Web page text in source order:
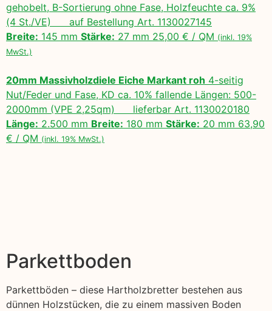
gehobelt, B-Sortierung ohne Fase, Holzfeuchte ca. 9%
(4 St./VE) auf Bestellung Art. 1130027145
Breite: 145 mm Stärke: 27 mm 25,00 € / QM (inkl. 19%
MwSt.)
20mm Massivholzdiele Eiche Markant roh 4-seitig
Nut/Feder und Fase, KD ca. 10% fallende Längen: 500-
2000mm (VPE 2,25qm) lieferbar Art. 1130020180
Länge: 2.500 mm Breite: 180 mm Stärke: 20 mm 63,90
€ / QM (inkl. 19% MwSt.)
Parkettboden
Parkettböden – diese Hartholzbretter bestehen aus
dünnen Holzstücken, die zu einem massiven Boden